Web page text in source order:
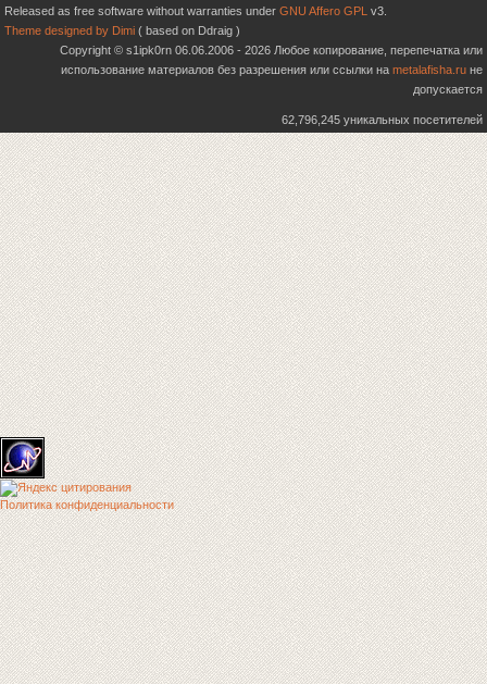
Released as free software without warranties under GNU Affero GPL v3.
Theme designed by Dimi ( based on Ddraig )
Copyright © s1ipk0rn 06.06.2006 - 2026 Любое копирование, перепечатка или
использование материалов без разрешения или ссылки на metalafisha.ru не
допускается
62,796,245 уникальных посетителей
Политика конфиденциальности